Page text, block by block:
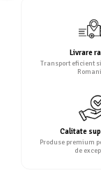
Livrare
Transport eficient
Calitate
Produse premium
de